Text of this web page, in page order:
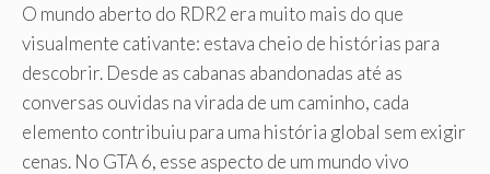
O mundo aberto do RDR2 era muito mais do que
visualmente cativante: estava cheio de histórias para
descobrir. Desde as cabanas abandonadas até as
conversas ouvidas na virada de um caminho, cada
elemento contribuiu para uma história global sem exigir
cenas. No GTA 6, esse aspecto de um mundo vivo